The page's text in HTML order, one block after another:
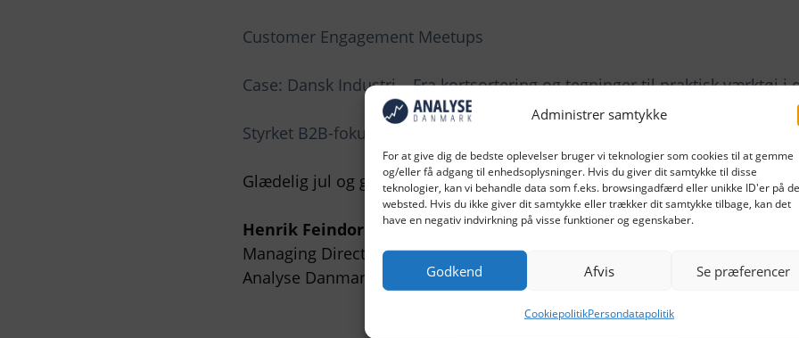
Administrer samtykke
For at give dig de bedste oplevelser bruger vi teknologier som cookies til at gemme
og/eller få adgang til enhedsoplysninger. Hvis du giver dit samtykke til disse
teknologier, kan vi behandle data som f.eks. browsingadfærd eller unikke ID'er på
websted. Hvis du ikke giver dit samtykke eller trækker dit samtykke tilbage, kan det
have en negativ indvirkning på visse funktioner og egenskaber.
Godkend Afvis Se præferencer
CookiepolitikPersondatapolitik
Customer Engagement Meetups
Case: Dansk Industri – Fra kortsortering og tegninger til praktisk værktøj i
Styrket B2B-fokus hos Analyse Danmark
Glædelig jul og godt nytår til alle analysefans!
Henrik Feindor Christensen
Managing Director & Partner
Analyse Danmark